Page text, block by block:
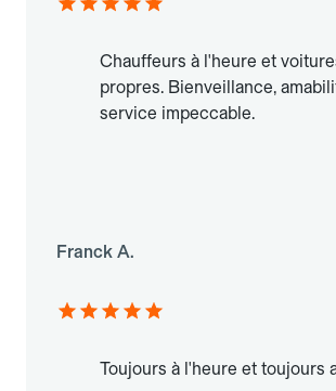
Chauffeurs à l'heure et
propres. Bienveillance,
service impeccable.
Franck A.
Toujours à l'heure et toujours